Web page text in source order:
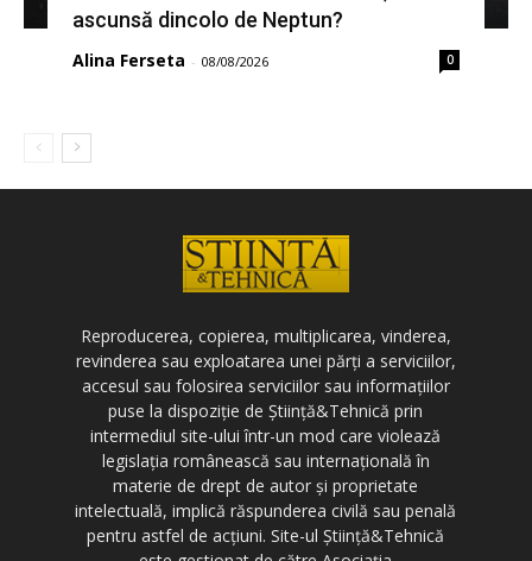
ascunsă dincolo de Neptun?
Alina Ferseta - 08/08/2026 0
Reproducerea, copierea, multiplicarea, vinderea,
revinderea sau exploatarea unei părți a serviciilor,
accesul sau folosirea serviciilor sau informațiilor
puse la dispoziție de Știință&Tehnică prin
intermediul site-ului într-un mod care violează
legislația românească sau internațională în
materie de drept de autor și proprietate
intelectuală, implică răspunderea civilă sau penală
pentru astfel de acțiuni. Site-ul Știință&Tehnică